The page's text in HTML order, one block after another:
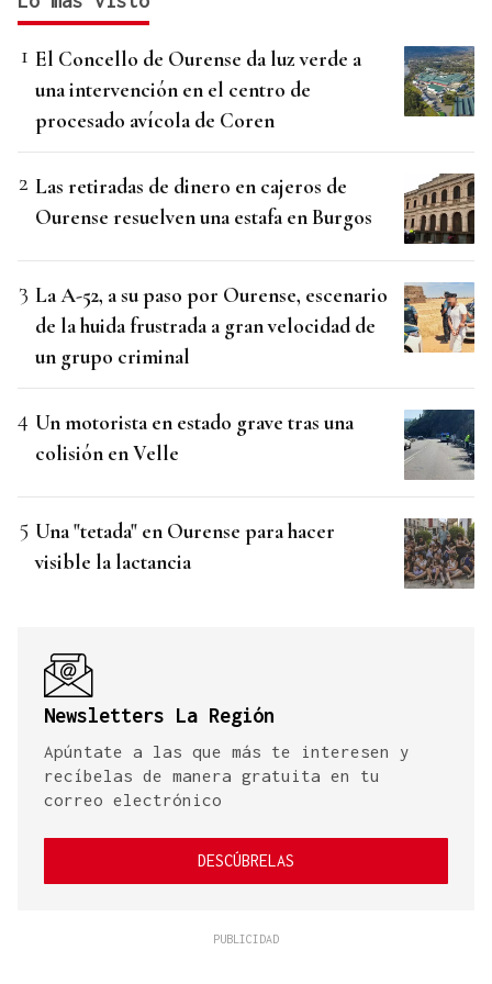
El Concello de Ourense da luz verde a
una intervención en el centro de
procesado avícola de Coren
Las retiradas de dinero en cajeros de
Ourense resuelven una estafa en Burgos
La A-52, a su paso por Ourense, escenario
de la huida frustrada a gran velocidad de
un grupo criminal
Un motorista en estado grave tras una
colisión en Velle
Una "tetada" en Ourense para hacer
visible la lactancia
Newsletters La Región
Apúntate a las que más te interesen y
recíbelas de manera gratuita en tu
correo electrónico
DESCÚBRELAS